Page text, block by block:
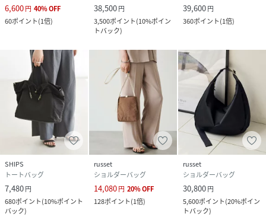
6,600円 40%OFF
60ポイント(1倍)
38,500円
3,500ポイント(10%ポイン
トバック)
39,600円
360ポイント(1倍)
SHIPS
トートバッグ
7,480円
680ポイント(10%ポイント
バック)
russet
ショルダーバッグ
14,080円 20%OFF
128ポイント(1倍)
russet
ショルダーバッグ
30,800円
5,600ポイント(20%ポイン
トバック)